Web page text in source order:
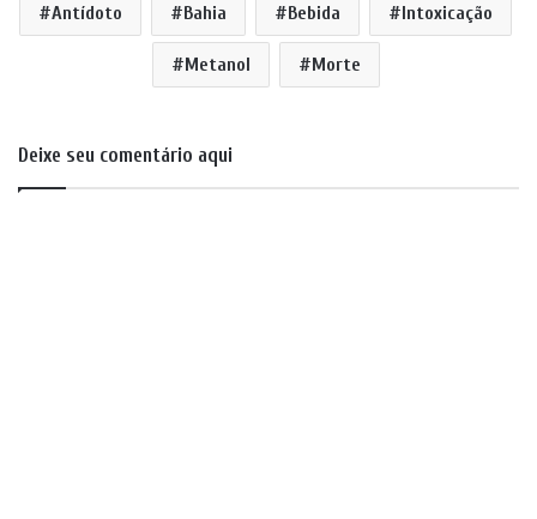
Antídoto Bahia Bebida Intoxicação
Metanol Morte
Deixe seu comentário aqui